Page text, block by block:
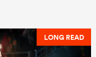
LONG READ